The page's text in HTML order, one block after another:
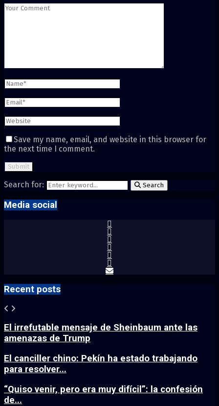
Save my name, email, and website in this browser for
the next time I comment.
Search for: Search
Media social
Recent posts
El irrefutable mensaje de Sheinbaum ante las
amenazas de Trump
El canciller chino: Pekín ha estado trabajando
para resolver...
“Quiso venir, pero era muy difícil”: la confesión
de...